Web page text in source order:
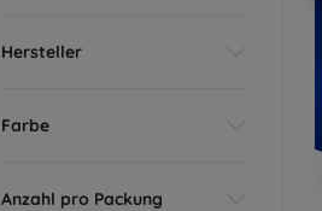
Hersteller
Farbe
Anzahl pro Packung